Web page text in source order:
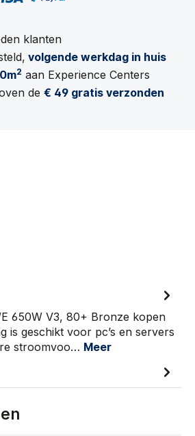
klanten
volgende werkdag in huis
2 aan Experience Centers
de€ 49 gratis verzonden
650W V3, 80+ Bronze kopen
is geschikt voor pc’s en servers
stroomvoo… Meer